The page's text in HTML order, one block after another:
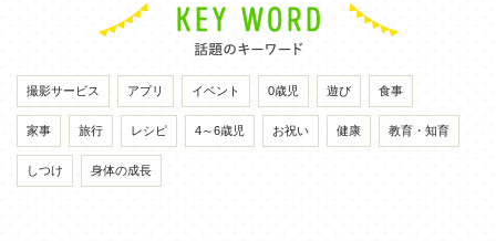
撮影サービス アプリ イベント 0歳児 遊び 食事
家事 旅行 レシピ 4～6歳児 お祝い 健康 教育・知育
しつけ 身体の成長